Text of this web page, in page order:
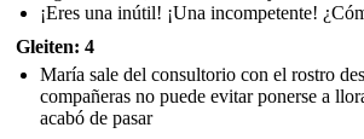
¡Eres una inútil! ¡Una incompetente!
Gleiten: 4
María sale del consultorio con el rostro
compañeras no puede evitar ponerse a
acabó de pasar